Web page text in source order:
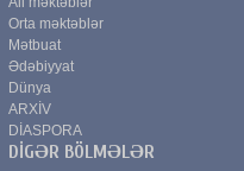
Orta məktəblər
Mətbuat
Ədəbiyyat
Dünya
ARXİV
DİASPORA
DİGƏR BÖLMƏLƏR